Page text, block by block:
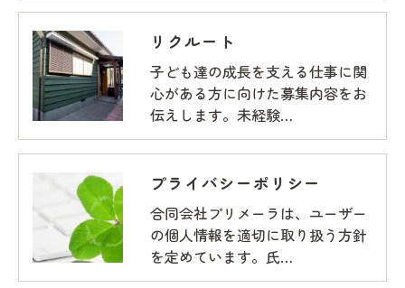
リクルート
子ども達の成長を支える仕事に関
心がある方に向けた募集内容をお
伝えします。未経験…
プライバシーポリシー
合同会社プリメーラは、ユーザー
の個人情報を適切に取り扱う方針
を定めています。氏…